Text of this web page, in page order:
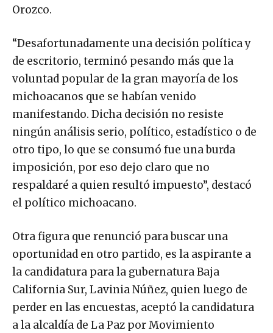
Orozco.
“Desafortunadamente una decisión política y
de escritorio, terminó pesando más que la
voluntad popular de la gran mayoría de los
michoacanos que se habían venido
manifestando. Dicha decisión no resiste
ningún análisis serio, político, estadístico o de
otro tipo, lo que se consumó fue una burda
imposición, por eso dejo claro que no
respaldaré a quien resultó impuesto”, destacó
el político michoacano.
Otra figura que renunció para buscar una
oportunidad en otro partido, es la aspirante a
la candidatura para la gubernatura Baja
California Sur, Lavinia Núñez, quien luego de
perder en las encuestas, aceptó la candidatura
a la alcaldía de La Paz por Movimiento